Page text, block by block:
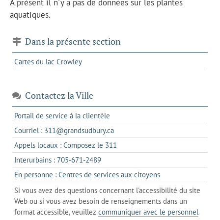
À présent il n'y a pas de données sur les plantes
aquatiques.
Dans la présente section
Cartes du lac Crowley
Contactez la Ville
Portail de service à la clientèle
dans
un
nouvel
Courriel : 311@grandsudbury.cas'ouvre
dans
votre
de
messagerie
Appels locaux : Composez le 311
dans
un
client
de
votre
téléphone
Interurbains : 705-671-2489s'ouvre
dans
un
client
de
votre
En personne : Centres de services aux citoyenss'ouvre
dans
l'onglet
actuel
Si vous avez des questions concernant l'accessibilité du site
Web ou si vous avez besoin de renseignements dans un
format accessible, veuillez communiquer avec le personnel